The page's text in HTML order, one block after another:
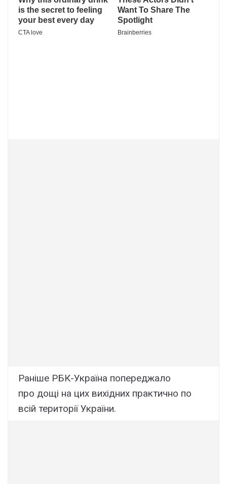
Раніше РБК-Україна попереджало
про дощі на цих вихідних практично по
всій території України.